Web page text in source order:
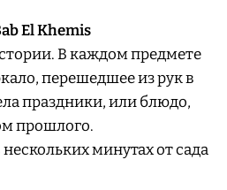
El Khemis
В каждом предмете
перешедшее из рук в
праздники, или блюдо,
прошлого.
минутах от сада